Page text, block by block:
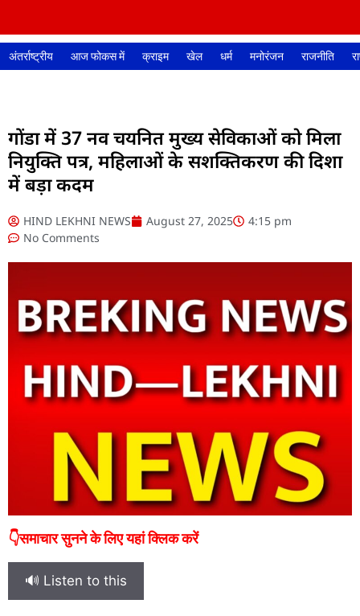
अंतर्राष्ट्रीय आज फोकस में क्राइम खेल धर्म मनोरंजन राजनीति
गोंडा में 37 नव चयनित मुख्य सेविकाओं को मिला
नियुक्ति पत्र, महिलाओं के सशक्तिकरण की दिशा
में बड़ा कदम
HIND LEKHNI NEWS August 27, 2025
4:15 pm
No Comments
👇समाचार सुनने के लिए यहां क्लिक करें
🔊 Listen to this